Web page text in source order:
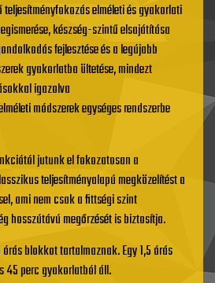
teljesítményfokozás elméleti és gyakorlati
készség-szintű elsajátítása
fejlesztése és a legújabb
gyakorlatba ültetése, mindezt
igazolva
módszerek egységes rendszerbe
jutunk el fokozatosan a
teljesítményalapú megközelítést a
ami nem csak a fittségi szint
hosszútávú megőrzését is biztosítja.
blokkot tartalmaznak. Egy 1,5 órás
45 perc gyakorlatból áll.